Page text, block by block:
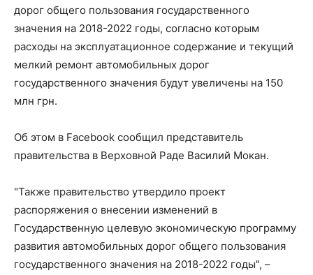
дорог общего пользования государственного
значения на 2018-2022 годы, согласно которым
расходы на эксплуатационное содержание и текущий
мелкий ремонт автомобильных дорог
государственного значения будут увеличены на 150
млн грн.
Об этом в Facebook сообщил представитель
правительства в Верховной Раде Василий Мокан.
"Также правительство утвердило проект
распоряжения о внесении изменений в
Государственную целевую экономическую программу
развития автомобильных дорог общего пользования
государственного значения на 2018-2022 годы", –